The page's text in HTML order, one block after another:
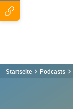
Startseite Podcasts